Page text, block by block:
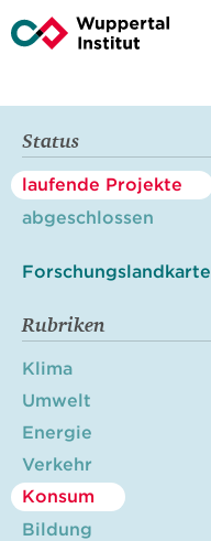
Status
laufende Projekte
abgeschlossen
Forschungslandkarte
Rubriken
Klima
Umwelt
Energie
Verkehr
Konsum
Bildung